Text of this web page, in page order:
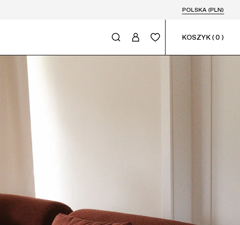
POLSKA (PLN)
KOSZYK(0 )